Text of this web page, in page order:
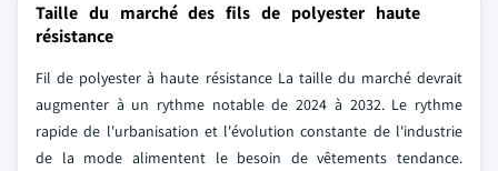
Taille du marché des fils de polyester haute
résistance
Fil de polyester à haute résistance La taille du marché devrait
augmenter à un rythme notable de 2024 à 2032. Le rythme
rapide de l'urbanisation et l'évolution constante de l'industrie
de la mode alimentent le besoin de vêtements tendance.